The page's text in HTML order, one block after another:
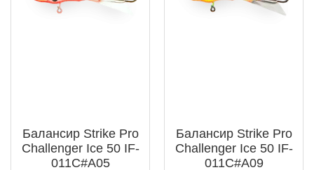
Балансир Strike Pro
Challenger Ice 50 IF-
011C#A05
Балансир Strike Pro
Challenger Ice 50 IF-
011C#A09